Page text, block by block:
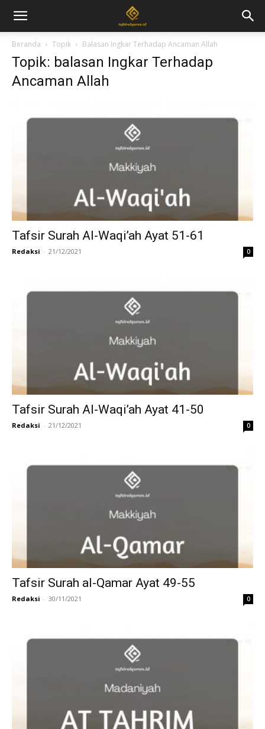
Beranda Topik Balasan Ingkar Terhadap Ancaman Allah
Topik: balasan Ingkar Terhadap
Ancaman Allah
Tafsir Surah Al-Waqi’ah Ayat 51-61
Redaksi - 21/12/2021 0
Tafsir Surah Al-Waqi’ah Ayat 41-50
Redaksi - 21/12/2021 0
Tafsir Surah al-Qamar Ayat 49-55
Redaksi - 30/11/2021 0